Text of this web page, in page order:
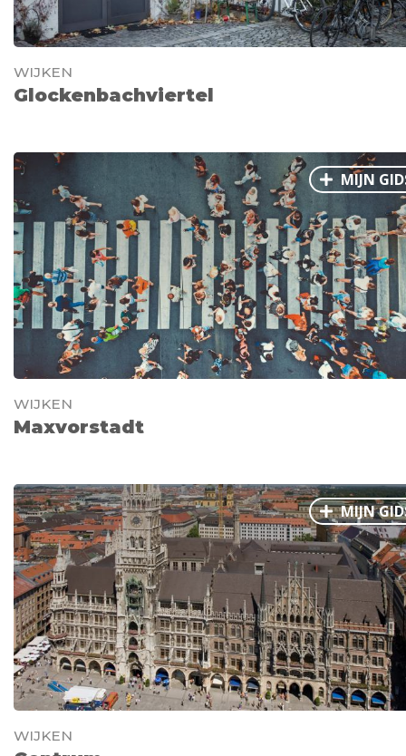
WIJKEN
Glockenbachviertel
MIJN
WIJKEN
Maxvorstadt
MIJN
WIJKEN